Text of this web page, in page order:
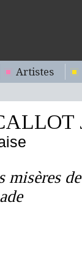
Artistes
misères